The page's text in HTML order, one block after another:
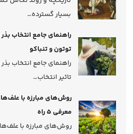
بسیار گسترده…
راهنمای جامع انتخاب
توتون و تنباکو
راهنمای جامع انتخاب
تاثیر انتخاب…
روش‌‌های مبارزه با
معرفی 5 راه
روش‌های مبارزه با